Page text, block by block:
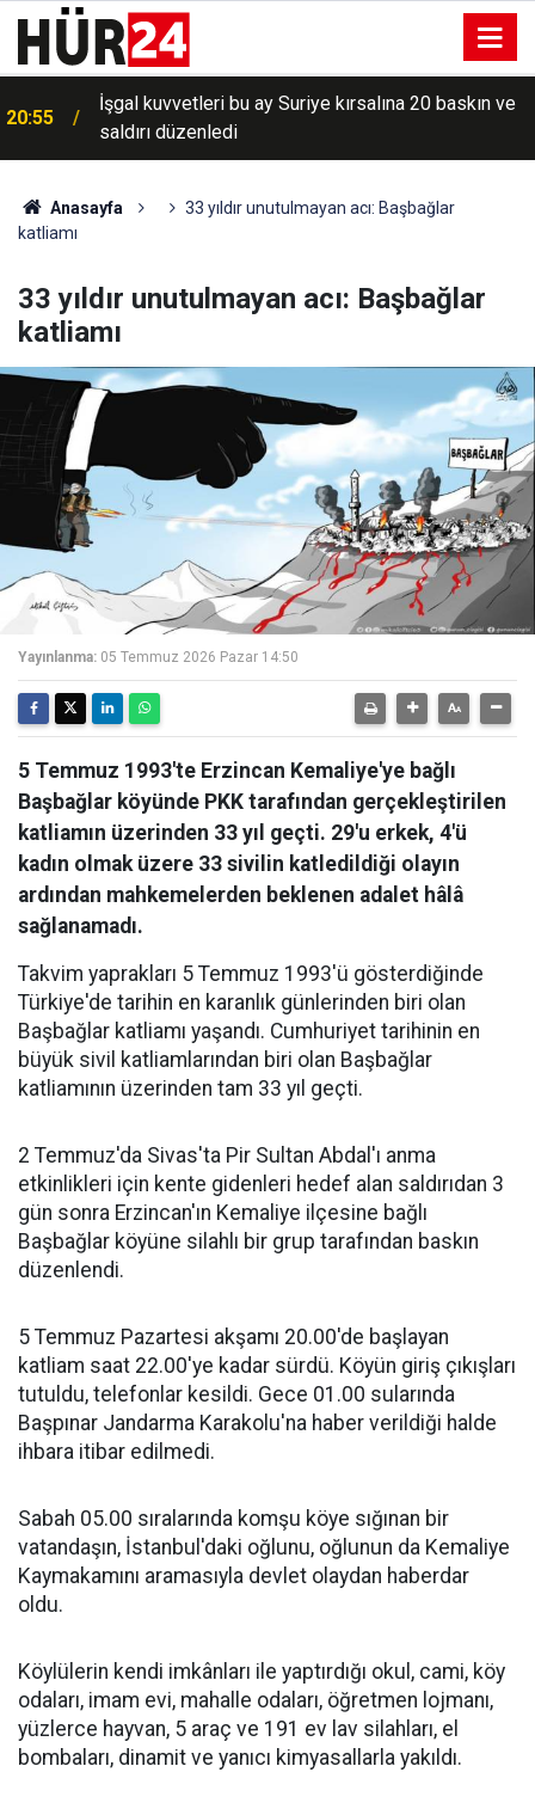
20:55
İşgal kuvvetleri bu ay Suriye kırsalına 20 baskın ve
saldırı düzenledi
20:30 İşgal kuvvetleri Lübnan'da saldırılarını sürdürdü
Anasayfa
33 yıldır unutulmayan acı: Başbağlar
katliamı
33 yıldır unutulmayan acı: Başbağlar
katliamı
Yayınlanma: 05 Temmuz 2026 Pazar 14:50
5 Temmuz 1993'te Erzincan Kemaliye'ye bağlı
Başbağlar köyünde PKK tarafından gerçekleştirilen
katliamın üzerinden 33 yıl geçti. 29'u erkek, 4'ü
kadın olmak üzere 33 sivilin katledildiği olayın
ardından mahkemelerden beklenen adalet hâlâ
sağlanamadı.
​Takvim yaprakları 5 Temmuz 1993'ü gösterdiğinde
Türkiye'de tarihin en karanlık günlerinden biri olan
Başbağlar katliamı yaşandı. Cumhuriyet tarihinin en
büyük sivil katliamlarından biri olan Başbağlar
katliamının üzerinden tam 33 yıl geçti.
2 Temmuz'da Sivas'ta Pir Sultan Abdal'ı anma
etkinlikleri için kente gidenleri hedef alan saldırıdan 3
gün sonra Erzincan'ın Kemaliye ilçesine bağlı
Başbağlar köyüne silahlı bir grup tarafından baskın
düzenlendi.
5 Temmuz Pazartesi akşamı 20.00'de başlayan
katliam saat 22.00'ye kadar sürdü. Köyün giriş çıkışları
tutuldu, telefonlar kesildi. Gece 01.00 sularında
Başpınar Jandarma Karakolu'na haber verildiği halde
ihbara itibar edilmedi.
Sabah 05.00 sıralarında komşu köye sığınan bir
vatandaşın, İstanbul'daki oğlunu, oğlunun da Kemaliye
Kaymakamını aramasıyla devlet olaydan haberdar
oldu.
Köylülerin kendi imkânları ile yaptırdığı okul, cami, köy
odaları, imam evi, mahalle odaları, öğretmen lojmanı,
yüzlerce hayvan, 5 araç ve 191 ev lav silahları, el
bombaları, dinamit ve yanıcı kimyasallarla yakıldı.